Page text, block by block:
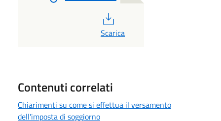
PDF
Scarica
Contenuti correlati
Chiarimenti su come si effettua il versamento
dell'imposta di soggiorno